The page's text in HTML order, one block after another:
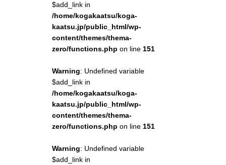
$add_link in
/home/kogakaatsu/koga-
kaatsu.jp/public_html/wp-
content/themes/thema-
zero/functions.php on line 151
Warning: Undefined variable
$add_link in
/home/kogakaatsu/koga-
kaatsu.jp/public_html/wp-
content/themes/thema-
zero/functions.php on line 151
Warning: Undefined variable
$add_link in